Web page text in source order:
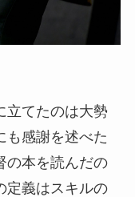
立てたのは大勢
も感謝を述べた
の本を読んだの
定義はスキルの